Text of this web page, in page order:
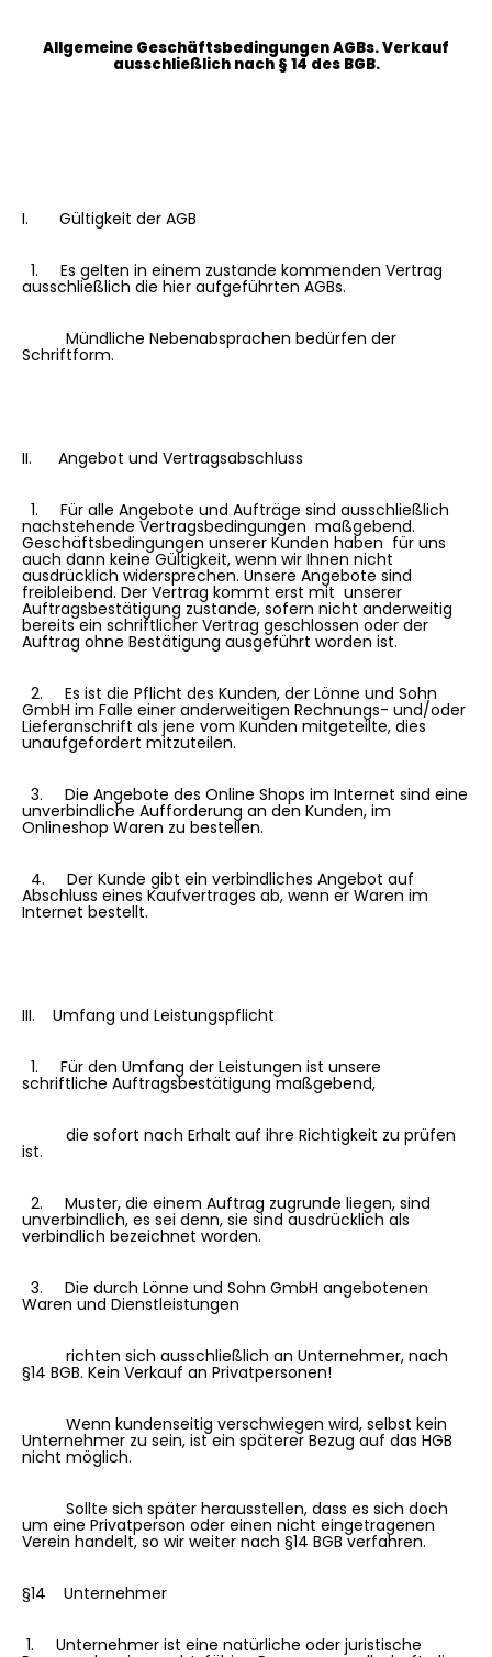
Allgemeine Geschäftsbedingungen AGBs. Verkauf
ausschließlich nach § 14 des BGB.
I. Gültigkeit der AGB
1. Es gelten in einem zustande kommenden Vertrag
ausschließlich die hier aufgeführten AGBs.
Mündliche Nebenabsprachen bedürfen der
Schriftform.
II. Angebot und Vertragsabschluss
1. Für alle Angebote und Aufträge sind ausschließlich
nachstehende Vertragsbedingungen maßgebend.
Geschäftsbedingungen unserer Kunden haben für uns
auch dann keine Gültigkeit, wenn wir Ihnen nicht
ausdrücklich widersprechen. Unsere Angebote sind
freibleibend. Der Vertrag kommt erst mit unserer
Auftragsbestätigung zustande, sofern nicht anderweitig
bereits ein schriftlicher Vertrag geschlossen oder der
Auftrag ohne Bestätigung ausgeführt worden ist.
2. Es ist die Pflicht des Kunden, der Lönne und Sohn
GmbH im Falle einer anderweitigen Rechnungs- und/oder
Lieferanschrift als jene vom Kunden mitgeteilte, dies
unaufgefordert mitzuteilen.
3. Die Angebote des Online Shops im Internet sind eine
unverbindliche Aufforderung an den Kunden, im
Onlineshop Waren zu bestellen.
4. Der Kunde gibt ein verbindliches Angebot auf
Abschluss eines Kaufvertrages ab, wenn er Waren im
Internet bestellt.
III. Umfang und Leistungspflicht
1. Für den Umfang der Leistungen ist unsere
schriftliche Auftragsbestätigung maßgebend,
die sofort nach Erhalt auf ihre Richtigkeit zu prüfen
ist.
2. Muster, die einem Auftrag zugrunde liegen, sind
unverbindlich, es sei denn, sie sind ausdrücklich als
verbindlich bezeichnet worden.
3. Die durch Lönne und Sohn GmbH angebotenen
Waren und Dienstleistungen
richten sich ausschließlich an Unternehmer, nach
§14 BGB. Kein Verkauf an Privatpersonen!
Wenn kundenseitig verschwiegen wird, selbst kein
Unternehmer zu sein, ist ein späterer Bezug auf das HGB
nicht möglich.
Sollte sich später herausstellen, dass es sich doch
um eine Privatperson oder einen nicht eingetragenen
Verein handelt, so wir weiter nach §14 BGB verfahren.
§14 Unternehmer
1. Unternehmer ist eine natürliche oder juristische